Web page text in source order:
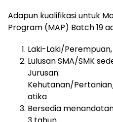
Adapun kualifikasi untuk
Program (MAP) Batch 19
Laki-Laki/
Lulusan SMA/SMK
Jurusan:
Kehutanan/
atika
Bersedia